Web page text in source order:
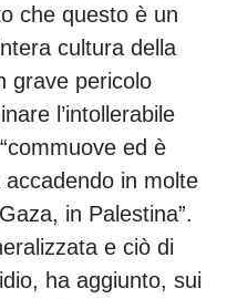
che questo è un
cultura della
grave pericolo
l’intollerabile
ed è
in molte
in Palestina”.
e ciò di
ha aggiunto, sui